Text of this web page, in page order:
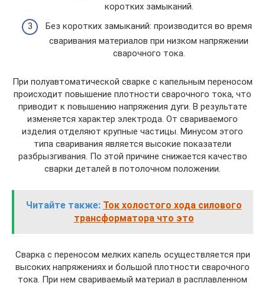
коротких замыканий.
Без коротких замыканий: производится во время
сваривания материалов при низком напряжении
сварочного тока.
При полуавтоматической сварке с капельным переносом
происходит повышение плотности сварочного тока, что
приводит к повышению напряжения дуги. В результате
изменяется характер электрода. От свариваемого
изделия отделяют крупные частицы. Минусом этого
типа сваривания является высокие показатели
разбрызгивания. По этой причине снижается качество
сварки деталей в потолочном положении.
Читайте также: Ток холостого хода силового
трансформатора что это
Сварка с переносом мелких капель осуществляется при
высоких напряжениях и большой плотности сварочного
тока. При нем свариваемый материал в расплавленном